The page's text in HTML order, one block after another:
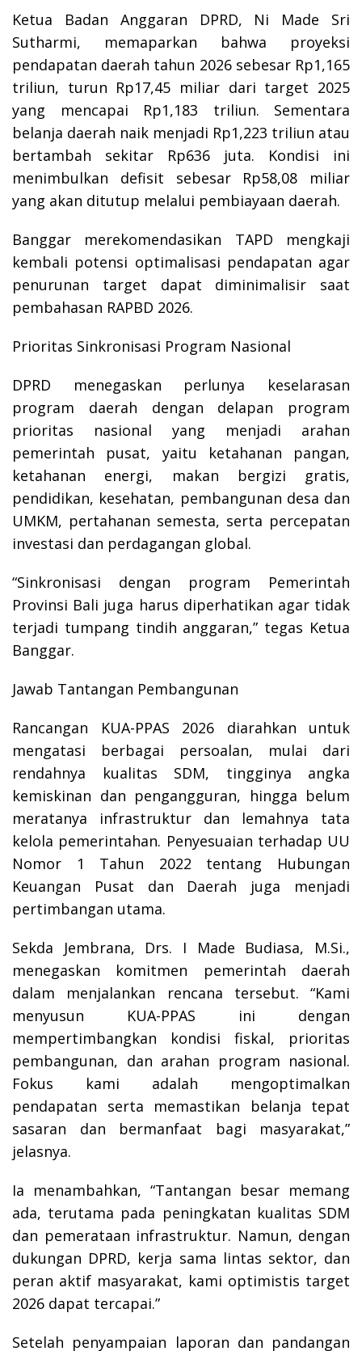
Ketua Badan Anggaran DPRD, Ni Made Sri
Sutharmi, memaparkan bahwa proyeksi
pendapatan daerah tahun 2026 sebesar Rp1,165
triliun, turun Rp17,45 miliar dari target 2025
yang mencapai Rp1,183 triliun. Sementara
belanja daerah naik menjadi Rp1,223 triliun atau
bertambah sekitar Rp636 juta. Kondisi ini
menimbulkan defisit sebesar Rp58,08 miliar
yang akan ditutup melalui pembiayaan daerah.
Banggar merekomendasikan TAPD mengkaji
kembali potensi optimalisasi pendapatan agar
penurunan target dapat diminimalisir saat
pembahasan RAPBD 2026.
Prioritas Sinkronisasi Program Nasional
DPRD menegaskan perlunya keselarasan
program daerah dengan delapan program
prioritas nasional yang menjadi arahan
pemerintah pusat, yaitu ketahanan pangan,
ketahanan energi, makan bergizi gratis,
pendidikan, kesehatan, pembangunan desa dan
UMKM, pertahanan semesta, serta percepatan
investasi dan perdagangan global.
“Sinkronisasi dengan program Pemerintah
Provinsi Bali juga harus diperhatikan agar tidak
terjadi tumpang tindih anggaran,” tegas Ketua
Banggar.
Jawab Tantangan Pembangunan
Rancangan KUA-PPAS 2026 diarahkan untuk
mengatasi berbagai persoalan, mulai dari
rendahnya kualitas SDM, tingginya angka
kemiskinan dan pengangguran, hingga belum
meratanya infrastruktur dan lemahnya tata
kelola pemerintahan. Penyesuaian terhadap UU
Nomor 1 Tahun 2022 tentang Hubungan
Keuangan Pusat dan Daerah juga menjadi
pertimbangan utama.
Sekda Jembrana, Drs. I Made Budiasa, M.Si.,
menegaskan komitmen pemerintah daerah
dalam menjalankan rencana tersebut. “Kami
menyusun KUA-PPAS ini dengan
mempertimbangkan kondisi fiskal, prioritas
pembangunan, dan arahan program nasional.
Fokus kami adalah mengoptimalkan
pendapatan serta memastikan belanja tepat
sasaran dan bermanfaat bagi masyarakat,”
jelasnya.
Ia menambahkan, “Tantangan besar memang
ada, terutama pada peningkatan kualitas SDM
dan pemerataan infrastruktur. Namun, dengan
dukungan DPRD, kerja sama lintas sektor, dan
peran aktif masyarakat, kami optimistis target
2026 dapat tercapai.”
Setelah penyampaian laporan dan pandangan